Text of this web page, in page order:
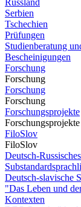
Russland
Serbien
Tschechien
Prüfungen
Studienberatung
Bescheinigungen
Forschung
Forschung
Forschung
Forschung
Forschungsprojekte
Forschungsprojekte
FiloSlov
FiloSlov
Deutsch-
Deutsch-slavische
"Das Leben und
Kontexten